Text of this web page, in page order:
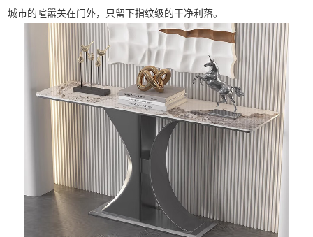
城市的喧嚣关在门外，只留下指纹级的干净利落。